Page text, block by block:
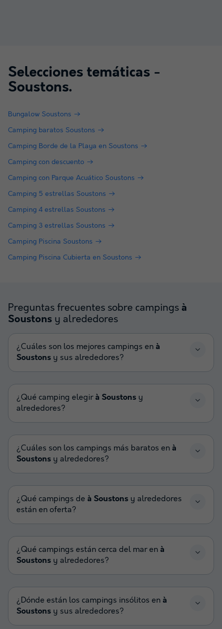
Selecciones temáticas -
Soustons.
Bungalow Soustons
Camping baratos Soustons
Camping Borde de la Playa en Soustons
Camping con descuento
Camping con Parque Acuático Soustons
Camping 5 estrellas Soustons
Camping 4 estrellas Soustons
Camping 3 estrellas Soustons
Camping Piscina Soustons
Camping Piscina Cubierta en Soustons
Preguntas frecuentes sobre campings à
Soustons y alrededores
¿Cuáles son los mejores campings en à
Soustons y sus alrededores?
¿Qué camping elegirà Soustons y
alrededores?
¿Cuáles son los campings más baratos en à
Soustons y alrededores?
¿Qué campings de à Soustons y alrededores
están en oferta?
¿Qué campings están cerca del mar en à
Soustons y alrededores?
¿Dónde están los campings insólitos en à
Soustons y sus alrededores?